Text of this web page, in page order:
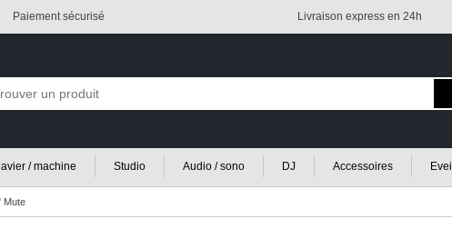
Paiement sécurisé Livraison express en 24h
/ machine Studio Audio / sono DJ Accessoires Eveil
Mute